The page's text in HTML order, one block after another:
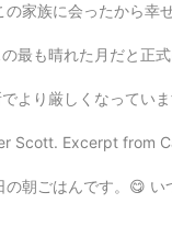
家族はイングランドに住んでるから、あ
た。イギリスにしては信じられないほど
4月末まで延長されます。 また、外出
Scott. Excerpt from
てる豆乳コーヒーに入れたオーツ麦と